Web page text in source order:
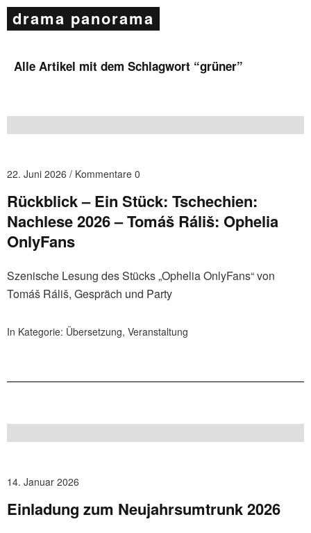
drama panorama
Alle Artikel mit dem Schlagwort “grüner”
22. Juni 2026 Kommentare 0
Rückblick – Ein Stück: Tschechien:
Nachlese 2026 – Tomáš Ráliš: Ophelia
OnlyFans
Szenische Lesung des Stücks „Ophelia OnlyFans“ von
Tomáš Ráliš, Gespräch und Party
In Kategorie: Übersetzung, Veranstaltung
14. Januar 2026
Einladung zum Neujahrsumtrunk 2026